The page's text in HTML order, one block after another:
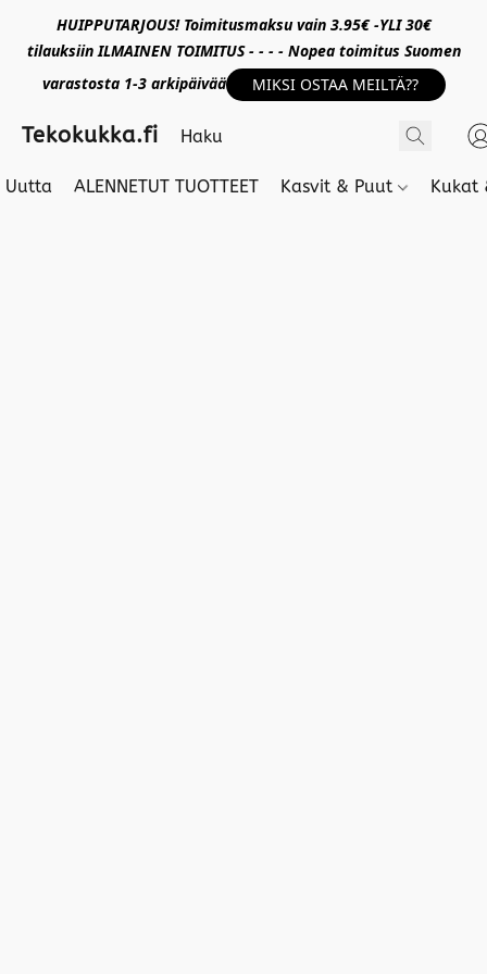
HUIPPUTARJOUS! Toimitusmaksu vain 3.95€ -YLI 30€
tilauksiin ILMAINEN TOIMITUS - - - - Nopea toimitus Suomen
varastosta 1-3 arkipäivää
MIKSI OSTAA MEILTÄ??
Tekokukka.fi
Uutta ALENNETUT TUOTTEET Kasvit & Puut Kukat